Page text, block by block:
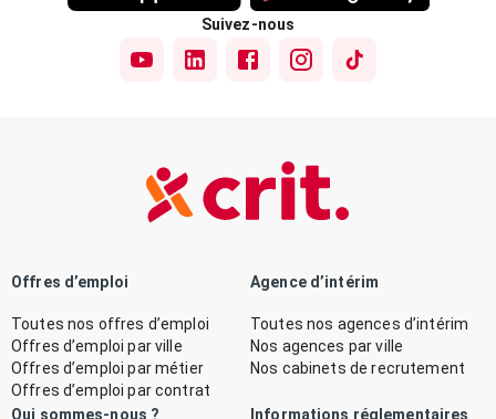
Suivez-nous
Offres d’emploi
Toutes nos offres d’emploi
Offres d’emploi par ville
Offres d’emploi par métier
Offres d’emploi par contrat
Agence d’intérim
Toutes nos agences d’intérim
Nos agences par ville
Nos cabinets de recrutement
Qui sommes-nous ? Informations réglementaires